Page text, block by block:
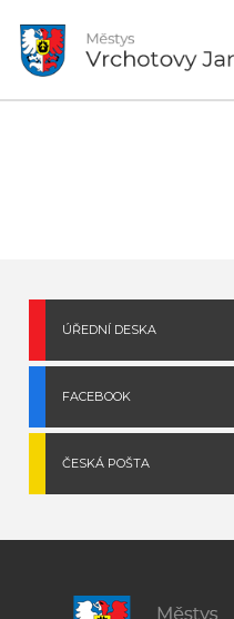
ÚŘEDNÍ DESKA
FACEBOOK
ČESKÁ POŠTA